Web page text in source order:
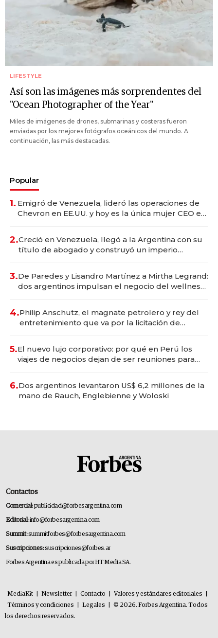
LIFESTYLE
Así son las imágenes más sorprendentes del
"Ocean Photographer of the Year"
Miles de imágenes de drones, submarinas y costeras fueron
enviadas por los mejores fotógrafos oceánicos del mundo. A
continuación, las más destacadas.
Popular
1. Emigró de Venezuela, lideró las operaciones de
Chevron en EE.UU. y hoy es la única mujer CEO en
2.Creció en Venezuela, llegó a la Argentina con su
título de abogado y construyó un imperio
3.De Paredes y Lisandro Martínez a Mirtha Legrand:
dos argentinos impulsan el negocio del wellness
4.Philip Anschutz, el magnate petrolero y rey del
entretenimiento que va por la licitación de
5.El nuevo lujo corporativo: por qué en Perú los
viajes de negocios dejan de ser reuniones para
6.Dos argentinos levantaron US$ 6,2 millones de la
mano de Rauch, Englebienne y Woloski
Contactos
Comercial:publicidad@forbesargentina.com
Editorial:info@forbesargentina.com
Summit:summitforbes@forbesargentina.com
Suscripciones:suscripciones@forbes.ar
Forbes Argentina es publicada por HT Media SA.
MediaKit Newsletter Contacto Valores y estándares editoriales
Términos y condiciones
Legales
© 2026. Forbes Argentina. Todos
los derechos reservados.